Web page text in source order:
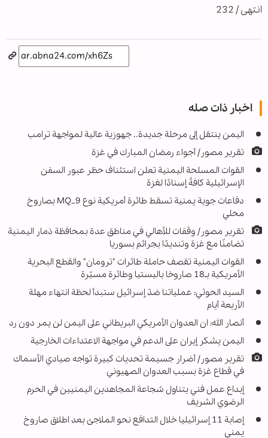
انتهى / 232
اخبار ذات صله
اليمن ينتقل إلى مرحلة جديدة.. جهوزية عالية لمواجهة ترامب
تقرير مصور/ أجواء رمضان المبارك في غزة
القوات المسلحة اليمنية تعلن استئناف حظر عبور السفن
الإسرائيلية كافةً إسنادًا لغزة
دفاعات جوية يمنية تسقط طائرة أمريكية نوع MQ_9 بصاروخ
محلي
تقرير مصور/ وقفات للأهالي في مناطق عدة بمحافظة ذمار اليمنية
تضامنًا مع غزة وتنديدًا بجرائم بسوريا
القوات اليمنية تقصف حاملة طائرات "ترومان" والقطع البحرية
الأمريكية بـ18 صاروخا باليستيا وطائرة مسيّرة
السيد الحوثي: عملياتنا ضدّ إسرائيل ستبدأ لحظة انتهاء مهلة
الأربعة أيام
أنصار الله: ان العدوان الأمريكي البريطاني على اليمن لن يمر دون رد
اليمن يشكر إيران على الدعم في مواجهة الاعتداءات الخارجية
تقرير مصور/ أضرار جسيمة تحديات كبيرة تواجه صيادي الأسماك
في قطاع غزة بسبب العدوان الصهيوني
إبداع عمل فني یتناول شجاعة المجاهدین اليمنيين في الحرم
الرضوي الشریف
إصابة 11 إسرائيليا خلال التدافع نحو الملاجئ بعد اطلاق صاروخ
يمني